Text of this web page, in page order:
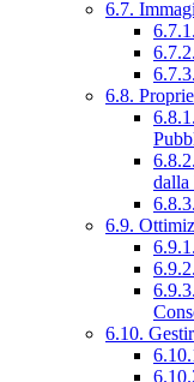
6.7.
6.8.
dalla
6.9.
6.10.